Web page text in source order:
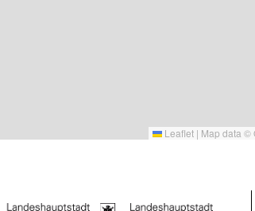
Leaflet | Map data ©